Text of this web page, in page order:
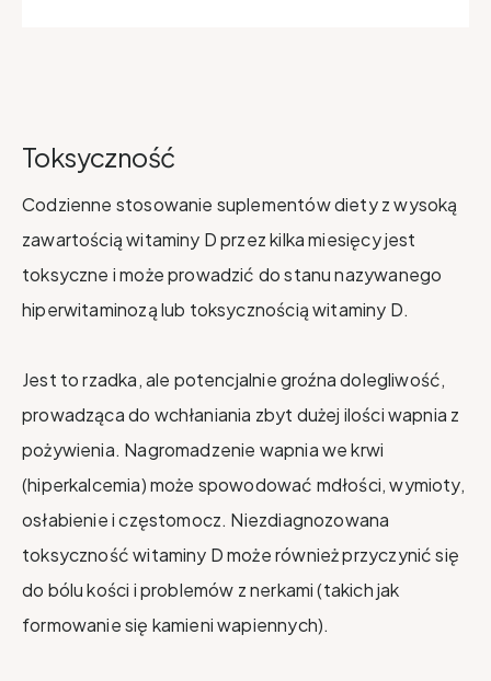
Toksyczność
Codzienne stosowanie suplementów diety z wysoką
zawartością witaminy D przez kilka miesięcy jest
toksyczne i może prowadzić do stanu nazywanego
hiperwitaminozą lub toksycznością witaminy D.
Jest to rzadka, ale potencjalnie groźna dolegliwość,
prowadząca do wchłaniania zbyt dużej ilości wapnia z
pożywienia. Nagromadzenie wapnia we krwi
(hiperkalcemia) może spowodować mdłości, wymioty,
osłabienie i częstomocz. Niezdiagnozowana
toksyczność witaminy D może również przyczynić się
do bólu kości i problemów z nerkami (takich jak
formowanie się kamieni wapiennych).